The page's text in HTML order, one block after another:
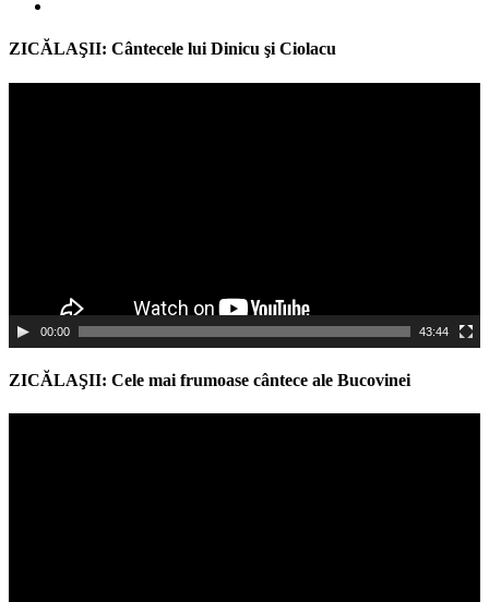
ZICĂLAŞII: Cântecele lui Dinicu şi Ciolacu
00:00 43:44
ZICĂLAŞII: Cele mai frumoase cântece ale Bucovinei